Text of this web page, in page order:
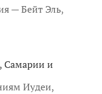
— Бейт Эль,
Самарии и
Иудеи,